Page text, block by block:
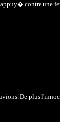
contre une
De plus